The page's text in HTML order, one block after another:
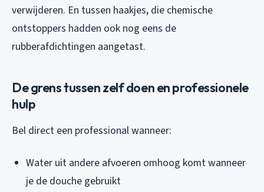
verwijderen. En tussen haakjes, die chemische
ontstoppers hadden ook nog eens de
rubberafdichtingen aangetast.
De grens tussen zelf doen en professionele
hulp
Bel direct een professional wanneer:
Water uit andere afvoeren omhoog komt wanneer
je de douche gebruikt